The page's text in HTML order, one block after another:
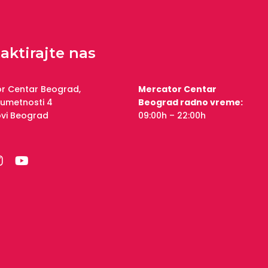
nas
Centar Beograd,
4
Beograd
Mercator Centar
Beograd radno vreme:
09:00h – 22:00h